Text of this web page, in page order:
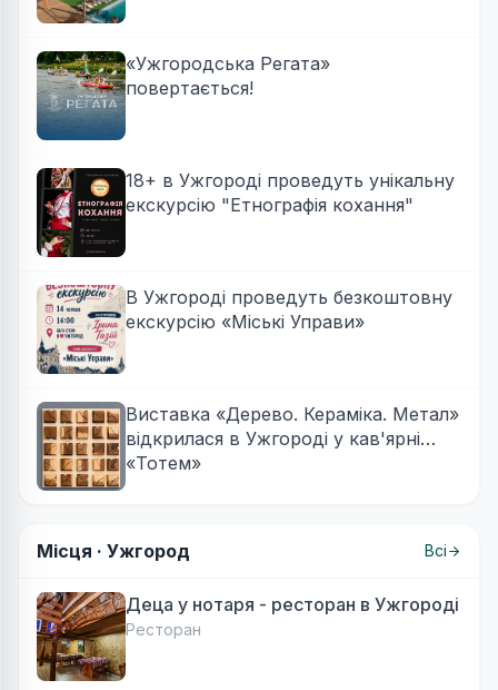
«Ужгородська Регата»
повертається!
18+ в Ужгороді проведуть унікальну
екскурсію "Етнографія кохання"
В Ужгороді проведуть безкоштовну
екскурсію «Міські Управи»
Виставка «Дерево. Кераміка. Метал»
відкрилася в Ужгороді у кав'ярні
«Тотем»
Місця · Ужгород Всі
Деца у нотаря - ресторан в Ужгороді
Ресторан